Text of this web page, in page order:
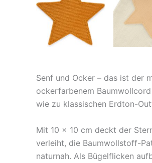
Senf und Ocker – das ist der
ockerfarbenem
wie zu klassischen Erdton-
Mit 10 × 10 cm deckt der
verleiht, die Baumwollstoff-
naturnah. Als Bügelflicken